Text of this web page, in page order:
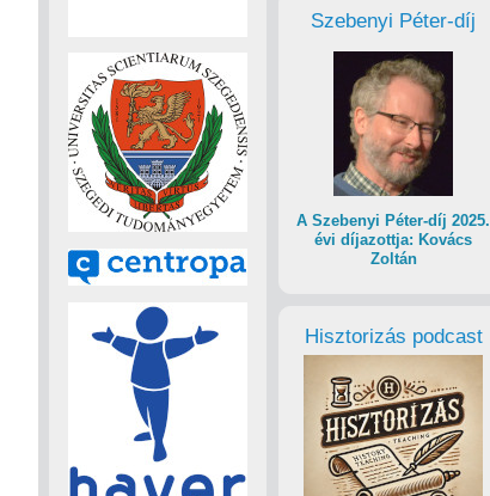
Szebenyi Péter-díj
A Szebenyi Péter-díj 2025.
évi díjazottja: Kovács
Zoltán
Hisztorizás podcast